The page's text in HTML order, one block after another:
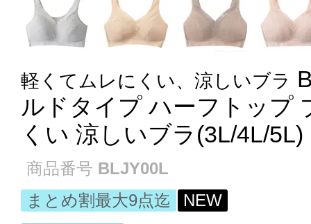
軽くてムレにくい、涼しいブラ
ルドタイプ ハーフトップ
くい 涼しいブラ(3L/4L/
商品番号 BLJY00L
まとめ割最大9点迄
NEW